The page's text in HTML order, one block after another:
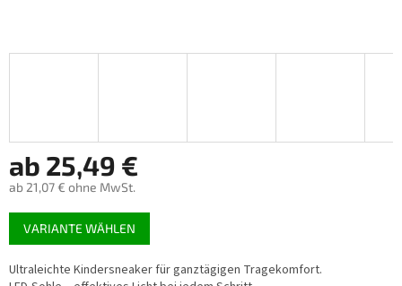
ab 25,49 €
ab 21,07 € ohne MwSt.
Verkaufspreis:
VARIANTE WÄHLEN
Ultraleichte Kindersneaker für ganztägigen Tragekomfort.